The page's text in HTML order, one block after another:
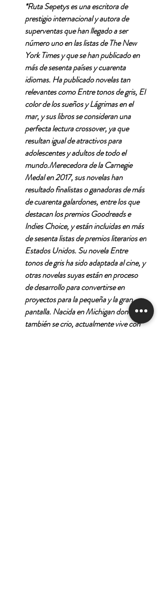
*Ruta Sepetys es una escritora de
prestigio internacional y autora de
superventas que han llegado a ser
número uno en las listas de The New
York Times y que se han publicado en
más de sesenta países y cuarenta
idiomas. Ha publicado novelas tan
relevantes como Entre tonos de gris, El
color de los sueños y Lágrimas en el
mar, y sus libros se consideran una
perfecta lectura crossover, ya que
resultan igual de atractivos para
adolescentes y adultos de todo el
mundo.Merecedora de la Carnegie
Medal en 2017, sus novelas han
resultado finalistas o ganadoras de más
de cuarenta galardones, entre los que
destacan los premios Goodreads e
Indies Choice, y están incluidas en más
de sesenta listas de premios literarios en
Estados Unidos. Su novela Entre
tonos de gris ha sido adaptada al cine, y
otras novelas suyas están en proceso
de desarrollo para convertirse en
proyectos para la pequeña y la gran
pantalla. Nacida en Michigan donde
también se crio, actualmente vive con